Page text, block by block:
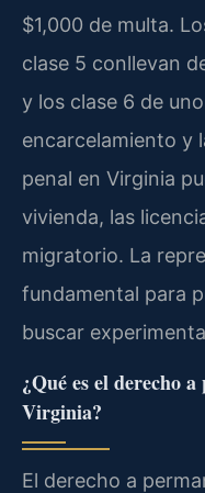
$1,000 de multa.
clase 5 conllevan
y los clase 6 de
encarcelamiento y
penal en Virginia
vivienda, las
migratorio. La
fundamental para
buscar
¿Qué es el derecho
Virginia?
El derecho a